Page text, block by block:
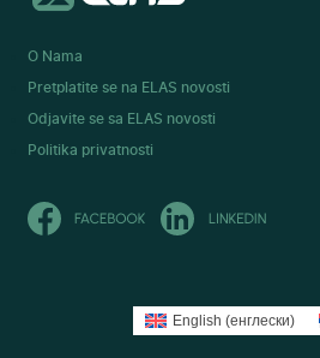
O Nama
Pretplatite se na ELAS novosti
Odjavite se sa ELAS novosti
Politika privatnosti
English (енглески)